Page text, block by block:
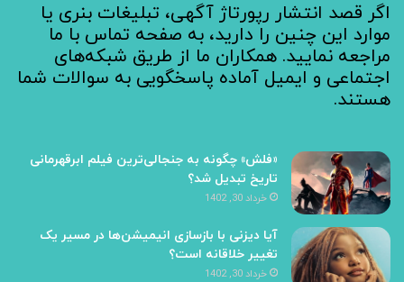
اگر قصد انتشار رپورتاژ آگهی، تبلیغات بنری یا
موارد این چنین را دارید، به صفحه تماس با ما
مراجعه نمایید. همکاران ما از طریق شبکه‌های
اجتماعی و ایمیل آماده پاسخگویی به سوالات شما
هستند.
«فلش» چگونه به جنجالی‌ترین فیلم ابرقهرمانی
تاریخ تبدیل شد؟
خرداد 30, 1402
آیا دیزنی با بازسازی انیمیشن‌ها در مسیر یک
تغییر خلاقانه است؟
خرداد 30, 1402